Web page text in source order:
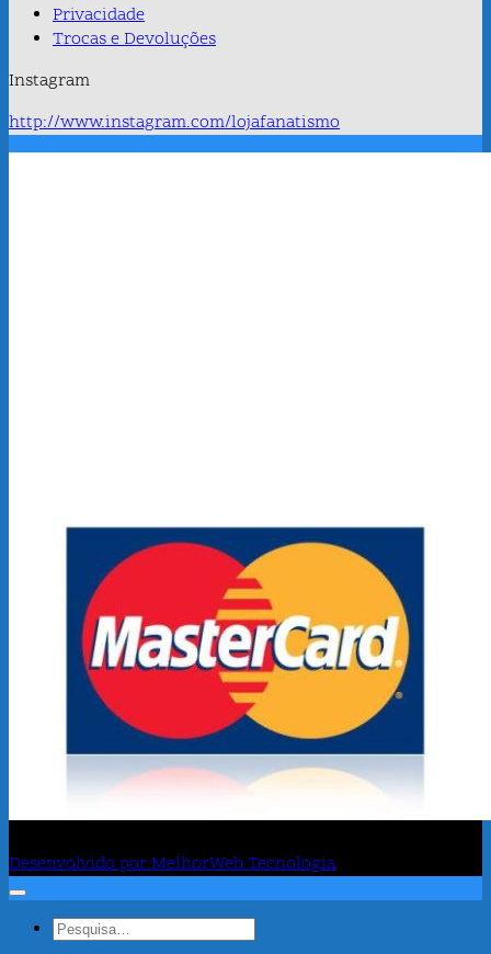
Privacidade
Trocas e Devoluções
Instagram
http://www.instagram.com/lojafanatismo
Desenvolvido por MelhorWeb Tecnologia
Pesquisar